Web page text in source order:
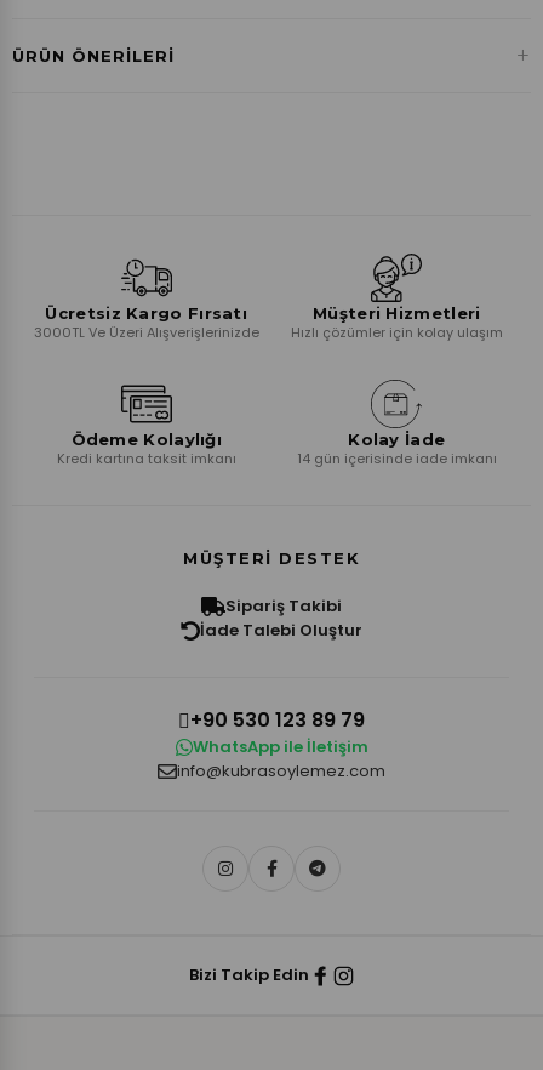
Havale ile Ödeme
ÜRÜN ÖNERILERI +
Ücretsiz Kargo Fırsatı
3000TL Ve Üzeri Alışverişlerinizde
Müşteri Hizmetleri
Hızlı çözümler için kolay ulaşım
Ödeme Kolaylığı
Kredi kartına taksit imkanı
Kolay İade
14 gün içerisinde iade imkanı
MÜŞTERI DESTEK
Sipariş Takibi
İade Talebi Oluştur
+90 530 123 89 79
WhatsApp ile İletişim
info@kubrasoylemez.com
Bizi Takip Edin